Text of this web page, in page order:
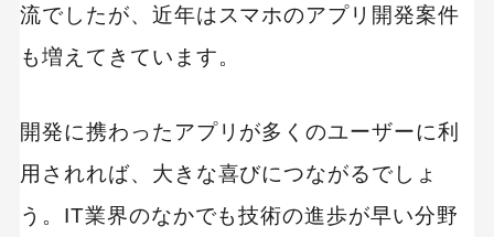
流でしたが、近年はスマホのアプリ開発案件
も増えてきています。
開発に携わったアプリが多くのユーザーに利
用されれば、大きな喜びにつながるでしょ
う。IT業界のなかでも技術の進歩が早い分野